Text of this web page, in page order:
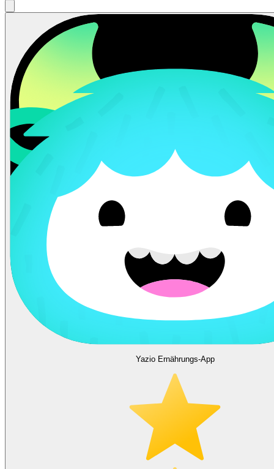
Yazio Ernährungs-App